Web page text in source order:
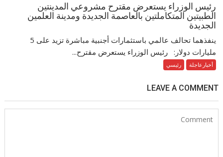
رئيس الوزراء يستعرض مقترح مشروعي المدينتين
الطبيتين المتكاملتين بالعاصمة الجديدة ومدينة العلمين
الجديدة
ينفذهما تحالف عالمي باستثمارات أجنبية مباشرة تزيد على 5
مليارات دولار: رئيس الوزراء يستعرض مقترح...
أخبارعاجلة رئيسي
LEAVE A COMMENT